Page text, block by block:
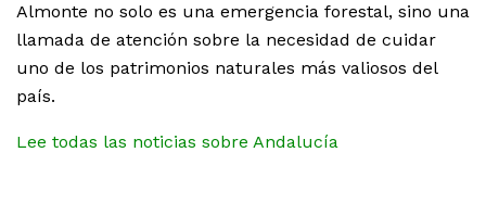
Almonte no solo es una emergencia forestal, sino una
llamada de atención sobre la necesidad de cuidar
uno de los patrimonios naturales más valiosos del
país.
Lee todas las noticias sobre Andalucía